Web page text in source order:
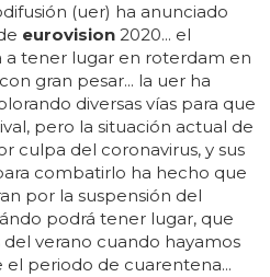
(uer) ha anunciado
eurovision 2020... el
tener lugar en roterdam en
gran pesar... la uer ha
diversas vías para que
pero la situación actual de
culpa del coronavirus, y sus
combatirlo ha hecho que
por la suspensión del
podrá tener lugar, que
verano cuando hayamos
periodo de cuarentena...